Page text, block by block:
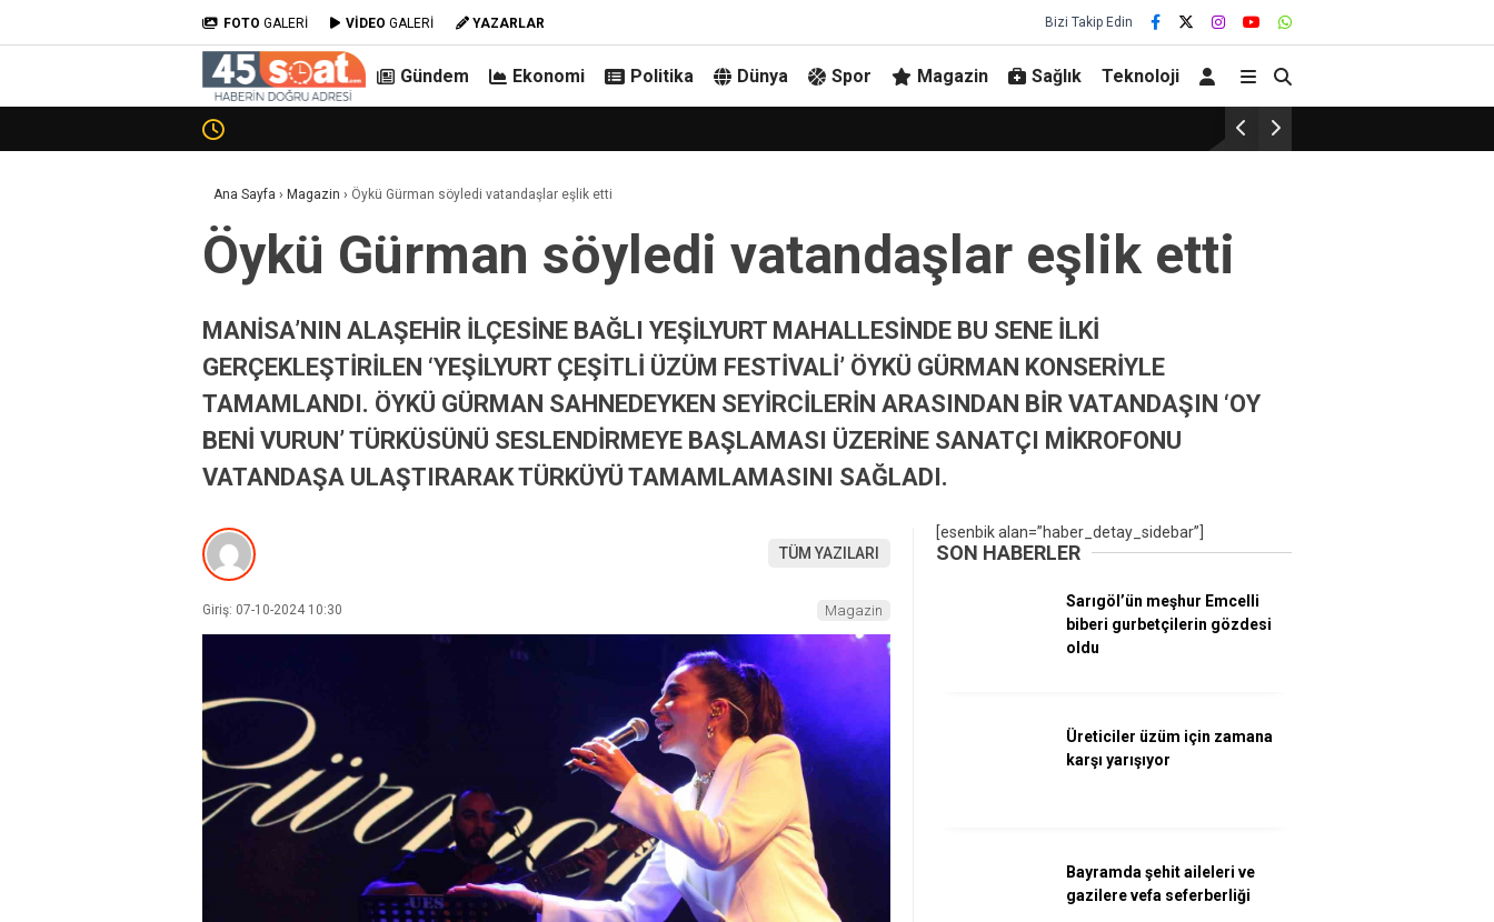
FOTO GALERİ VİDEO GALERİ YAZARLAR Bizi Takip Edin
Gündem Ekonomi Politika Dünya Spor Magazin Sağlık Teknoloji
Ana Sayfa › Magazin › Öykü Gürman söyledi vatandaşlar eşlik etti
Öykü Gürman söyledi vatandaşlar eşlik etti
MANİSA’NIN ALAŞEHİR İLÇESİNE BAĞLI YEŞİLYURT MAHALLESİNDE BU SENE İLKİ
GERÇEKLEŞTİRİLEN ‘YEŞİLYURT ÇEŞİTLİ ÜZÜM FESTİVALİ’ ÖYKÜ GÜRMAN KONSERİYLE
TAMAMLANDI. ÖYKÜ GÜRMAN SAHNEDEYKEN SEYİRCİLERİN ARASINDAN BİR VATANDAŞIN ‘OY
BENİ VURUN’ TÜRKÜSÜNÜ SESLENDİRMEYE BAŞLAMASI ÜZERİNE SANATÇI MİKROFONU
VATANDAŞA ULAŞTIRARAK TÜRKÜYÜ TAMAMLAMASINI SAĞLADI.
TÜM YAZILARI
Giriş: 07-10-2024 10:30 Magazin
[esenbik alan=”haber_detay_sidebar”]
SON HABERLER
Sarıgöl’ün meşhur Emcelli
biberi gurbetçilerin gözdesi
oldu
Üreticiler üzüm için zamana
karşı yarışıyor
Bayramda şehit aileleri ve
gazilere vefa seferberliği